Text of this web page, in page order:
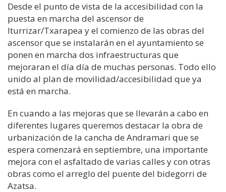
Desde el punto de vista de la accesibilidad con la
puesta en marcha del ascensor de
Iturrizar/Txarapea y el comienzo de las obras del
ascensor que se instalarán en el ayuntamiento se
ponen en marcha dos infraestructuras que
mejoraran el día día de muchas personas. Todo ello
unido al plan de movilidad/accesibilidad que ya
está en marcha.
En cuando a las mejoras que se llevarán a cabo en
diferentes lugares queremos destacar la obra de
urbanización de la cancha de Andramari que se
espera comenzará en septiembre, una importante
mejora con el asfaltado de varias calles y con otras
obras como el arreglo del puente del bidegorri de
Azatsa.